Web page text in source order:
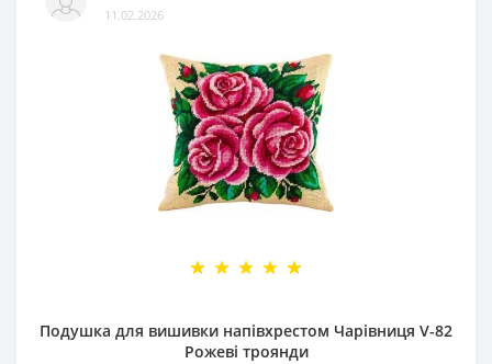
11.02.2026
Подушка для вишивки напівхрестом Чарівниця V-82
Рожеві троянди